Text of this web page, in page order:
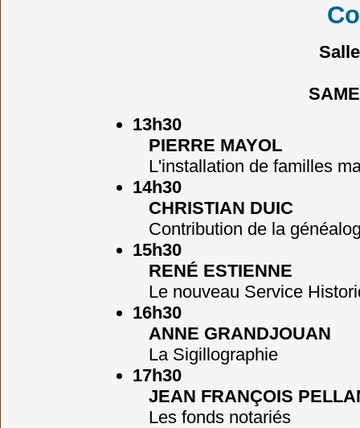
13h30
PIERRE MAYOL
L'installation de familles
14h30
CHRISTIAN DUIC
Contribution de la
15h30
RENÉ ESTIENNE
Le nouveau Service
16h30
ANNE GRANDJOUAN
La Sigillographie
17h30
JEAN FRANÇOIS
Les fonds notariés